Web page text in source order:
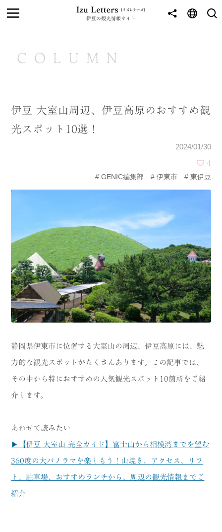
伊豆の観光情報サイト
MENU
NEWS
東伊豆
CATEGORY
海 岬
温泉 花
池・滝・川 山・公園・棚田
町並み 観光施設
動物と触れ合える場所 カフェ・スイーツ
神社仏閣 食
ABOUT
MODEL COURSE
EVENT
COLUMN
伊豆 大室山周辺、伊豆高原のおすすめ観
光スポット10選！
2024/01/30
4
GENIC編集部
伊東市 東伊豆
静岡県伊東市に位置する大室山の周辺、伊豆高原には、魅
力的な観光スポットがたくさんあります。この記事では、
その中から特におすすめの人気観光スポット10箇所をご紹
介します。
あわせて読みたい
▶【伊豆 大室山 完全ガイド】富士山から相模湾までを望む
360度の大パノラマを楽しもう！山焼き、アクセス、リフ
ト、駐車場、おすすめランチから、周辺の観光情報までご
紹介